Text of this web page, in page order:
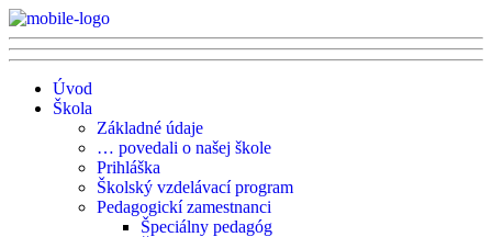
Úvod
Škola
Základné údaje
… povedali o našej škole
Prihláška
Školský vzdelávací program
Pedagogickí zamestnanci
Špeciálny pedagóg